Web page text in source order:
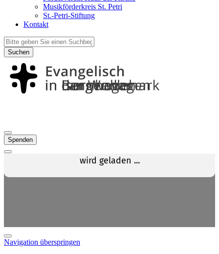
Musikförderkreis St. Petri
St.-Petri-Stiftung
Kontakt
Suchen
Spenden
Navigation überspringen